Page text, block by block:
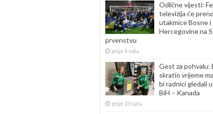
Odlične vijesti:
televizija će
utakmice Bosne i
Hercegovine na
prvenstvu
prije 4 sata
Gest za pohvalu:
skratio vrijeme
bi radnici gledali
BiH – Kanada
prije 23 sata